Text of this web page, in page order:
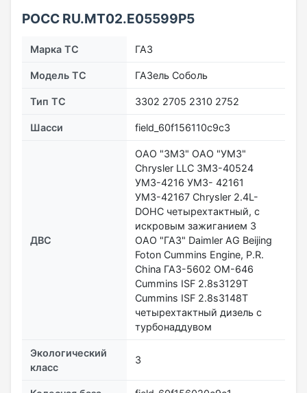
РОСС RU.МТ02.E05599Р5
Марка ТС ГАЗ
Модель ТС ГАЗель Соболь
Тип ТС 3302 2705 2310 2752
Шасси field_60f156110c9c3
ДВС
ОАО "ЗМЗ" ОАО "УМЗ"
Chrysler LLC ЗМЗ-40524
УМЗ-4216 УМЗ- 42161
УМЗ-42167 Chrysler 2.4L-
DOHC четырехтактный, с
искровым зажиганием 3
ОАО "ГАЗ" Daimler AG Beijing
Foton Cummins Engine, P.R.
China ГАЗ-5602 ОМ-646
Cummins ISF 2.8s3129T
Cummins ISF 2.8s3148T
четырехтактный дизель с
турбонаддувом
Экологический
класс
3